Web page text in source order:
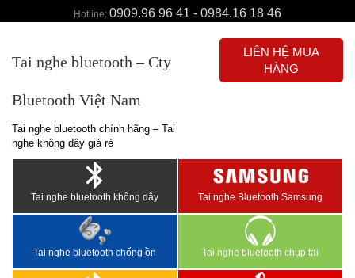
Hotline: 0909.96 96 41 - 0984.16 18 46
Tai nghe bluetooth – Cty
Bluetooth Việt Nam
Tai nghe bluetooth chính hãng – Tai
nghe không dây giá rẻ
LIÊN HỆ MUA
HÀNG
Tai nghe bluetooth không dây Tai nghe Bluetooth Samsung
Tai nghe bluetooth chống ồn Tai nghe bluetooth chụp tai